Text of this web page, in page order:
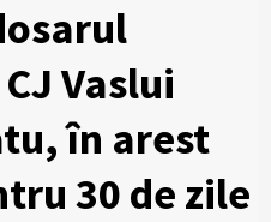
Vaslui
în arest
30 de zile